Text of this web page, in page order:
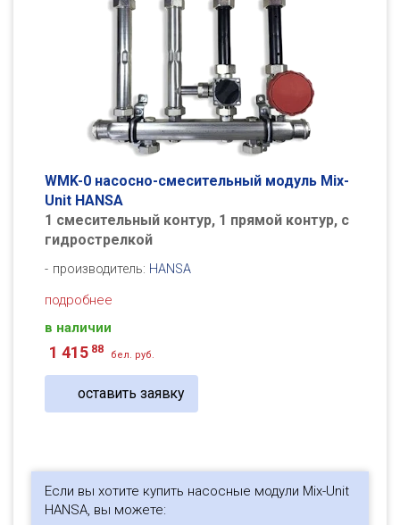
WМK-0 насосно-смесительный модуль Mix-
Unit HANSA
1 смесительный контур, 1 прямой контур, с
гидрострелкой
производитель: HANSA
подробнее
в наличии
1 415 88 бел. руб.
оставить заявку
Если вы хотите купить насосные модули Mix-Unit
HANSA, вы можете: